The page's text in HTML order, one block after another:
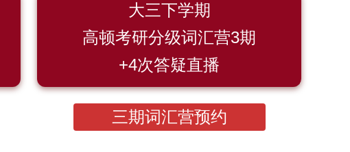
大三下学期
高顿考研分级词汇营3期
+4次答疑直播
三期词汇营预约